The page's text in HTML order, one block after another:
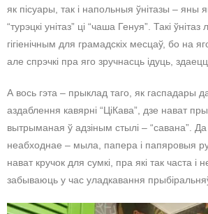
як пісуары, так і напольныя ўнітазы – яны
“турэцкі унітаз” ці “чаша Генуя”. Такі
гігіенічным для грамадскіх месцаў, бо на
але спрэчкі пра яго зручнасць ідуць,
А вось гэта – прыклад таго, як гаспадары
аздаблення кавярні “ЦіКава”, дзе нават
вытрыманая ў адзіным стылі – “савана”. Да
неабходнае – мыла, папера і папяровыя
нават кручок для сумкі, пра які так часта і
забываюць у час уладкавання